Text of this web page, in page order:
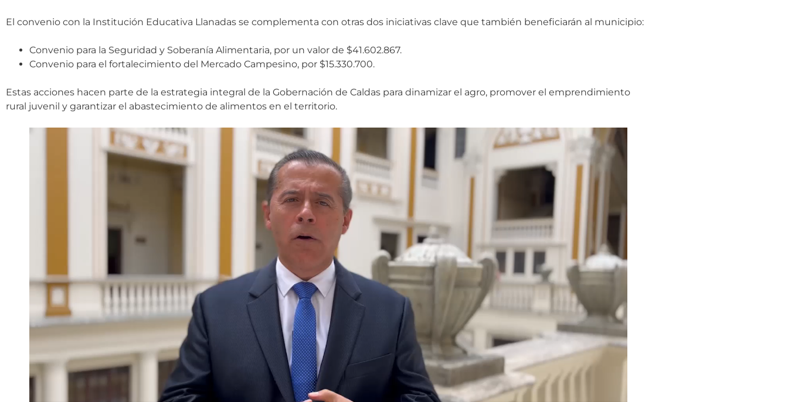
El convenio con la Institución Educativa Llanadas se complementa con otras dos iniciativas clave que también beneficiarán al municipio:
Convenio para la Seguridad y Soberanía Alimentaria, por un valor de $41.602.867.
Convenio para el fortalecimiento del Mercado Campesino, por $15.330.700.
Estas acciones hacen parte de la estrategia integral de la Gobernación de Caldas para dinamizar el agro, promover el emprendimiento
rural juvenil y garantizar el abastecimiento de alimentos en el territorio.